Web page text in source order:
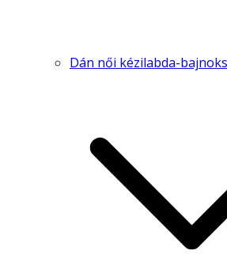
Dán női kézilabda-